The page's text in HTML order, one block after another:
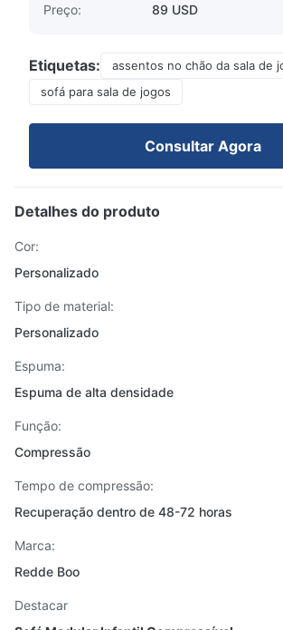
Preço:
89 USD
Etiquetas:
assentos no chão da sala de
sofá para sala de jogos
Consultar Agora
Detalhes do produto
Cor:
Personalizado
Tipo de material:
Personalizado
Espuma:
Espuma de alta densidade
Função:
Compressão
Tempo de compressão:
Recuperação dentro de 48-72 horas
Marca:
Redde Boo
Destacar